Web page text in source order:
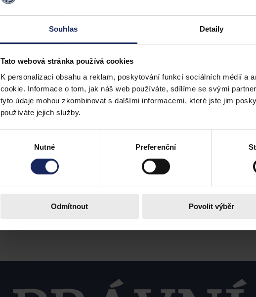
Souhlas Detaily
Tato webová stránka používá cookies
K personalizaci obsahu a reklam, poskytování funkcí sociálních médií a
cookie. Informace o tom, jak náš web používáte, sdílíme se svými
tyto údaje mohou zkombinovat s dalšími informacemi, které jste jim
používáte jejich služby.
Nutné Preferenční
Odmítnout Povolit výběr